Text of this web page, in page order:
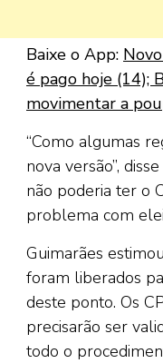
Baixe o App:
é pago hoje (14);
movimentar a
“Como algumas
nova versão”,
não poderia ter o
problema com
Guimarães
foram liberados
deste ponto. Os
precisarão ser
todo o